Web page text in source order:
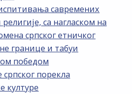
савремених
са нагласком на
српског етничког
границе и табуи
победом
порекла
културе